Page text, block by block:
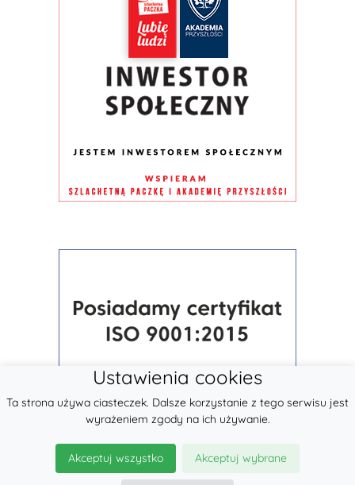
Ustawienia cookies
Ta strona używa ciasteczek. Dalsze korzystanie z tego serwisu jest
wyrażeniem zgody na ich używanie.
Akceptuj wszystko Akceptuj wybrane